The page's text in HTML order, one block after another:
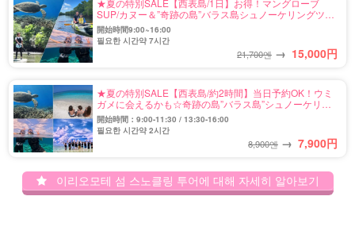
★夏の特別SALE【西表島/1日】お得！マングローブ
SUP/カヌー＆”奇跡の島”バラス島シュノーケリングツア
ー★写真無料＆送迎付き（No.92）
開始時間9:00~16:00
필요한 시간약 7시간
21,700엔 → 15,000円
★夏の特別SALE【西表島/約2時間】当日予約OK！ウミ
ガメに会えるかも☆奇跡の島”バラス島”シュノーケリン
グツアー★写真無料＆送迎付き（No.122）
開始時間：9:00-11:30 / 13:30-16:00
필요한 시간약 2시간
8,900엔 → 7,900円
이리오모테 섬 스노클링 투어에 대해 자세히 알아보기